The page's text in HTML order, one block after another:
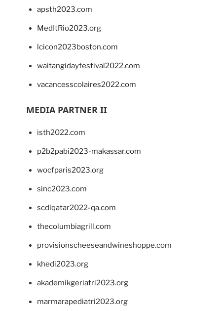
apsth2023.com
MedItRio2023.org
lcicon2023boston.com
waitangidayfestival2022.com
vacancesscolaires2022.com
MEDIA PARTNER II
isth2022.com
p2b2pabi2023-makassar.com
wocfparis2023.org
sinc2023.com
scdlqatar2022-qa.com
thecolumbiagrill.com
provisionscheeseandwineshoppe.com
khedi2023.org
akademikgeriatri2023.org
marmarapediatri2023.org